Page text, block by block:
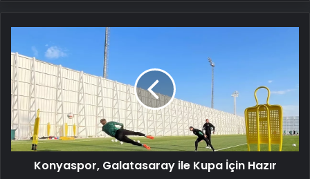
Galatasaray
ile
Kupa
İçin
Hazır
Konyaspor, Galatasaray ile Kupa İçin Hazır